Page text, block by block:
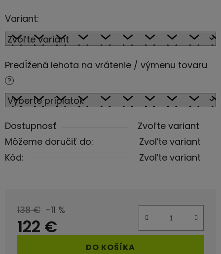
Variant:
Predĺžená lehota na vrátenie / výmenu tovaru
?
Dostupnosť
Zvoľte variant
Môžeme doručiť do:
Zvoľte variant
Kód:
Zvoľte variant
138 € –11 %
122 €
Jednotková cena:DO KOŠÍKA